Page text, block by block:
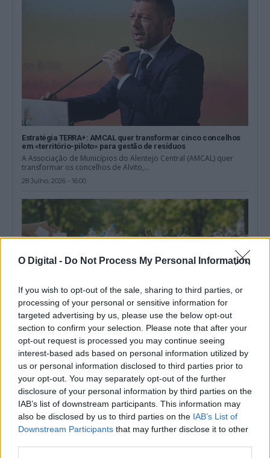
O Digital - Do Not Process My Personal Information
If you wish to opt-out of the sale, sharing to third parties, or
processing of your personal or sensitive information for
targeted advertising by us, please use the below opt-out
section to confirm your selection. Please note that after your
opt-out request is processed you may continue seeing
interest-based ads based on personal information utilized by
us or personal information disclosed to third parties prior to
your opt-out. You may separately opt-out of the further
disclosure of your personal information by third parties on the
IAB’s list of downstream participants. This information may
also be disclosed by us to third parties on the IAB’s List of
Downstream Participants that may further disclose it to other
Estratégia TERRA+: AMCAL quer transformar cinco concelhos
em «território-piloto» para gestão de resíduos
A Associação de Municípios do Alentejo Central (AMCAL) quer
transformar os concelhos de Alvito,...
28 Julho, 2026 - 16:00
Recolha seletiva aumenta nos cinco concelhos abrangidos
pela AMCAL
A Associação de Municípios do Alentejo Central (AMCAL) registou,
no primeiro semestre de 2026,...
15 Julho, 2026 - 16:02